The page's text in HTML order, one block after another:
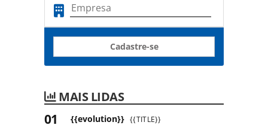
Cadastre-se
MAIS LIDAS
{{evolution}} {{TITLE}}